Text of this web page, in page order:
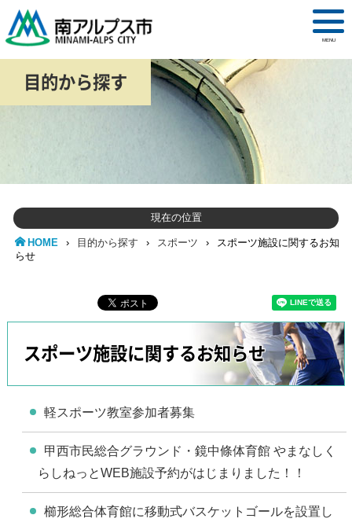
MENU
目的から探す
現在の位置
HOME › 目的から探す › スポーツ ›
スポーツ施設に関するお知
らせ
スポーツ施設に関するお知らせ
軽スポーツ教室参加者募集
甲西市民総合グラウンド・鏡中條体育館 やまなしく
らしねっとWEB施設予約がはじまりました！！
櫛形総合体育館に移動式バスケットゴールを設置し